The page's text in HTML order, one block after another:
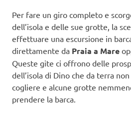
Per fare un giro completo e
dell’isola e delle sue grotte, la
effettuare una escursione in
direttamente da Praia a Mare
Queste gite ci offrono delle
dell’isola di Dino che da terra
cogliere e alcune grotte
prendere la barca.